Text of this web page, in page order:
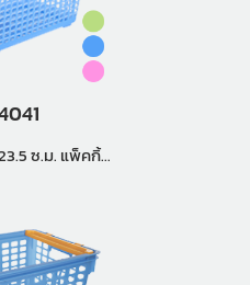
ม. แพ็คกิ้ง